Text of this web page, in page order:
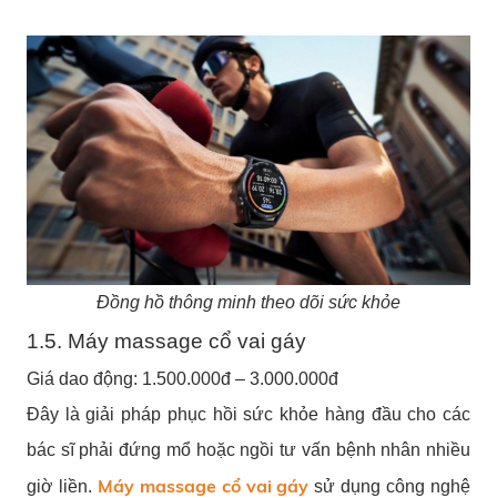
Đồng hồ thông minh theo dõi sức khỏe
1.5. Máy massage cổ vai gáy
Giá dao động: 1.500.000đ – 3.000.000đ
Đây là giải pháp phục hồi sức khỏe hàng đầu cho các
bác sĩ phải đứng mổ hoặc ngồi tư vấn bệnh nhân nhiều
giờ liền. Máy massage cổ vai gáy sử dụng công nghệ